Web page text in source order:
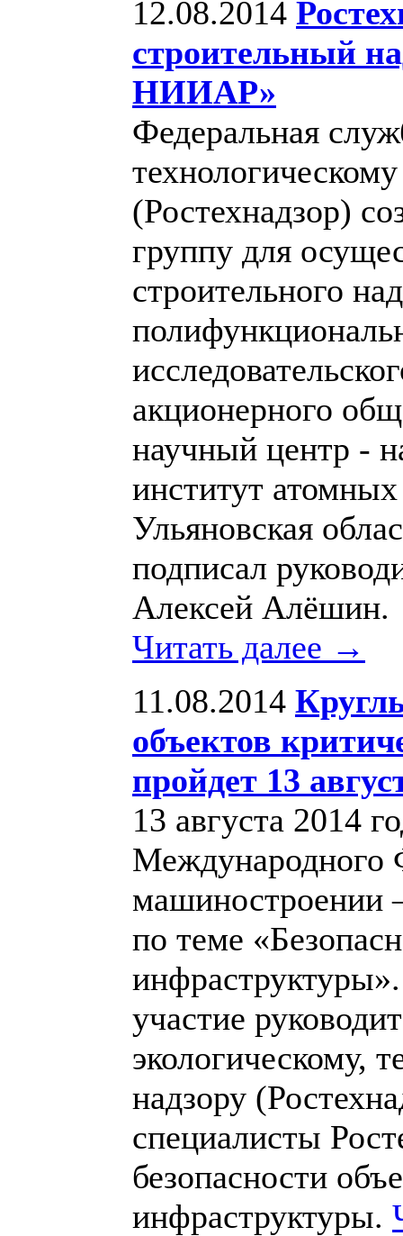
12.08.2014
строительный
НИИАР»
Федеральная
(Ростехнадзор)
группу для
строительного
акционерного
научный центр -
институт
Ульяновская
подписал
Алексей Алёшин.
Читать далее →
11.08.2014
объектов
пройдет 13
13 августа 2014
Международного
машиностроении
по теме
участие
экологическому,
надзору
специалисты
безопасности
инфраструктуры.